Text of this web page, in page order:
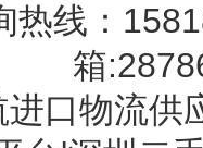
热线：
箱
进口物流供